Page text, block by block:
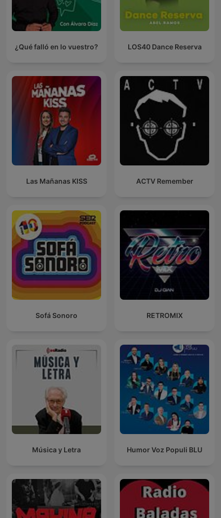
¿Qué falló en lo vuestro? LOS40 Dance Reserva
Las Mañanas KISS ACTV Remember
Sofá Sonoro RETROMIX
Música y Letra Humor Voz Populi BLU